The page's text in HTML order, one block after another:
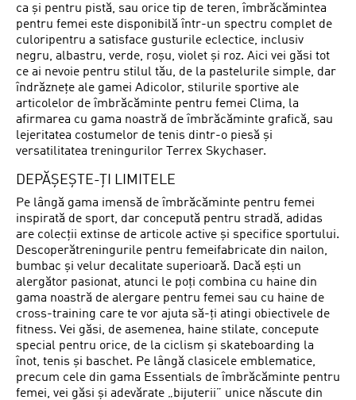
ca și pentru pistă, sau orice tip de teren, îmbrăcămintea
pentru femei este disponibilă într-un spectru complet de
culoripentru a satisface gusturile eclectice, inclusiv
negru, albastru, verde, roșu, violet și roz. Aici vei găsi tot
ce ai nevoie pentru stilul tău, de la pastelurile simple, dar
îndrăznețe ale gamei Adicolor, stilurile sportive ale
articolelor de îmbrăcăminte pentru femei Clima, la
afirmarea cu gama noastră de îmbrăcăminte grafică, sau
lejeritatea costumelor de tenis dintr-o piesă și
versatilitatea treningurilor Terrex Skychaser.
DEPĂȘEȘTE-ȚI LIMITELE
Pe lângă gama imensă de îmbrăcăminte pentru femei
inspirată de sport, dar concepută pentru stradă, adidas
are colecții extinse de articole active și specifice sportului.
Descoperătreningurile pentru femeifabricate din nailon,
bumbac și velur decalitate superioară. Dacă ești un
alergător pasionat, atunci le poți combina cu haine din
gama noastră de alergare pentru femei sau cu haine de
cross-training care te vor ajuta să-ți atingi obiectivele de
fitness. Vei găsi, de asemenea, haine stilate, concepute
special pentru orice, de la ciclism și skateboarding la
înot, tenis și baschet. Pe lângă clasicele emblematice,
precum cele din gama Essentials de îmbrăcăminte pentru
femei, vei găsi și adevărate „bijuterii” unice născute din